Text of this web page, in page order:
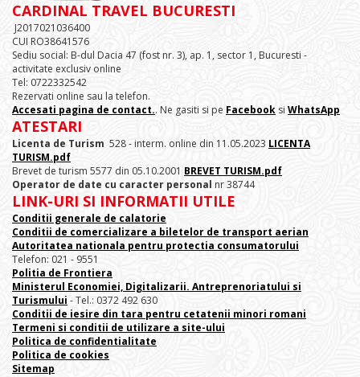
CARDINAL TRAVEL BUCURESTI
J2017021036400
CUI RO38641576
Sediu social: B-dul Dacia 47 (fost nr. 3), ap. 1, sector 1, Bucuresti -
activitate exclusiv online
Tel: 0722332542
Rezervati online sau la telefon.
Accesati pagina de contact.. Ne gasiti si pe Facebook si WhatsApp
ATESTARI
Licenta de Turism 528 - interm. online din 11.05.2023 LICENTA
TURISM.pdf
Brevet de turism 5577 din 05.10.2001 BREVET TURISM.pdf
Operator de date cu caracter personal nr 38744
LINK-URI SI INFORMATII UTILE
Conditii generale de calatorie
Conditii de comercializare a biletelor de transport aerian
Autoritatea nationala pentru protectia consumatorului
Telefon: 021 - 9551
Politia de Frontiera
Ministerul Economiei, Digitalizarii. Antreprenoriatului si
Turismului - Tel.: 0372 492 630
Conditii de iesire din tara pentru cetatenii minori romani
Termeni si conditii de utilizare a site-ului
Politica de confidentialitate
Politica de cookies
Sitemap